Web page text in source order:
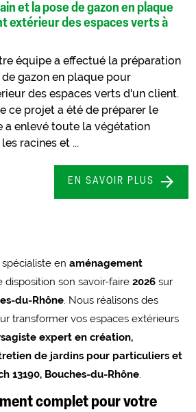
et la pose de gazon en plaque
extérieur des espaces verts à
équipe a effectué la préparation
gazon en plaque pour
des espaces verts d'un client.
ce projet a été de préparer le
a enlevé toute la végétation
racines et ...
EN SAVOIR PLUS
spécialiste enaménagement
disposition son savoir-faire2026 sur
du-Rhône . Nous réalisons des
transformer vos espaces extérieurs
expert en création,
de jardins pour particuliers et
13190, Bouches-du-Rhône
complet pour votre